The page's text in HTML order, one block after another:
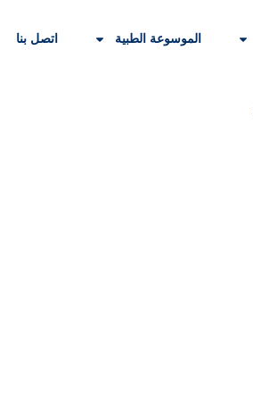
الموسوعة الطبية اتصل بنا